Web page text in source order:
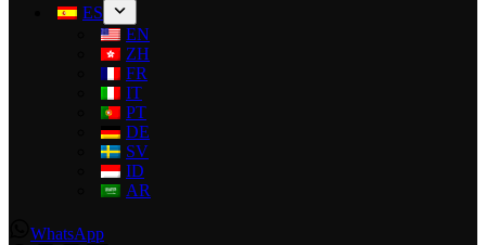
ES
EN
ZH
FR
IT
PT
DE
SV
ID
AR
WhatsApp